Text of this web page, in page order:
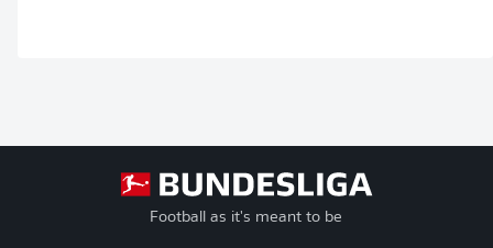
Football as it's meant to be